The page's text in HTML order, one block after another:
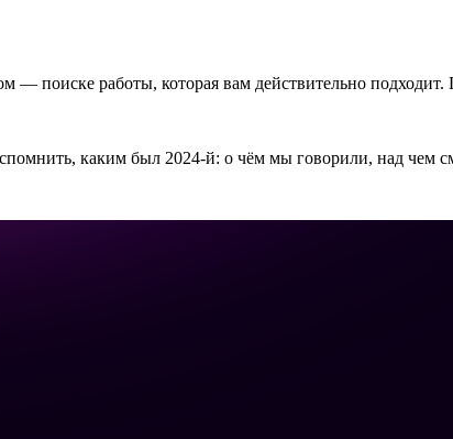
— поиске работы, которая вам действительно
каким был 2024-й: о чём мы говорили, над чем